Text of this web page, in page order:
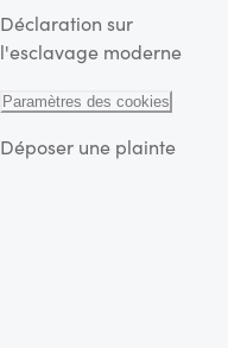
Déclaration sur
l'esclavage moderne
Paramètres des cookies
Déposer une plainte